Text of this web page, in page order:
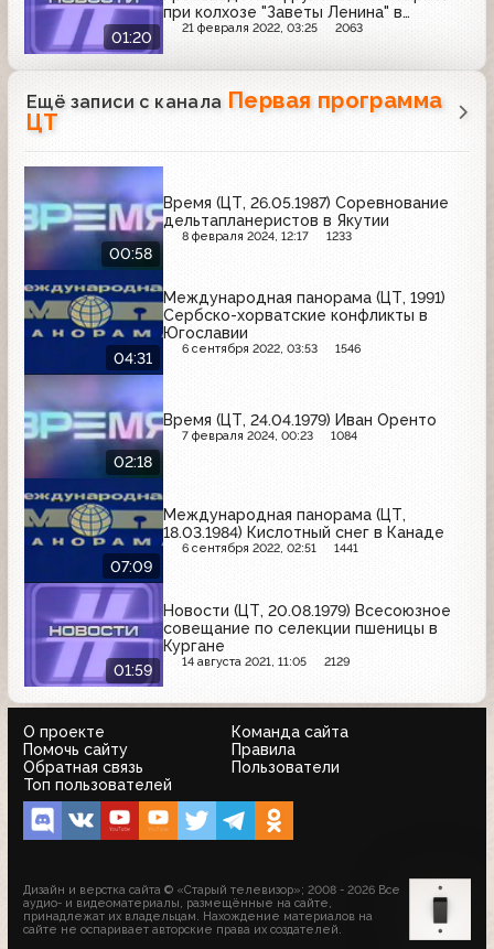
01:20
при колхозе "Заветы Ленина" в
Джанкойском районе Крыма
21 февраля 2022, 03:25 2063
Ещё записи с канала Первая программа
ЦТ
00:58
Время (ЦТ, 26.05.1987) Соревнование
дельтапланеристов в Якутии
8 февраля 2024, 12:17 1233
04:31
Международная панорама (ЦТ, 1991)
Сербско-хорватские конфликты в
Югославии
6 сентября 2022, 03:53 1546
02:18
Время (ЦТ, 24.04.1979) Иван Оренто
7 февраля 2024, 00:23 1084
07:09
Международная панорама (ЦТ,
18.03.1984) Кислотный снег в Канаде
6 сентября 2022, 02:51 1441
01:59
Новости (ЦТ, 20.08.1979) Всесоюзное
совещание по селекции пшеницы в
Кургане
14 августа 2021, 11:05 2129
О проекте
Команда сайта
Помочь сайту
Правила
Обратная связь
Пользователи
Топ пользователей
Дизайн и верстка сайта © «Старый телевизор»; 2008 - 2026 Все
аудио- и видеоматериалы, размещённые на сайте,
принадлежат их владельцам. Нахождение материалов на
сайте не оспаривает авторские права их создателей.